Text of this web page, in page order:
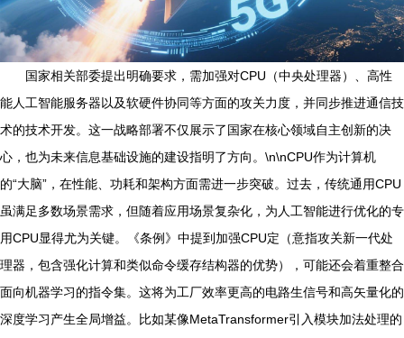
国家相关部委提出明确要求，需加强对CPU（中央处理器）、高性
能人工智能服务器以及软硬件协同等方面的攻关力度，并同步推进通信技
术的技术开发。这一战略部署不仅展示了国家在核心领域自主创新的决
心，也为未来信息基础设施的建设指明了方向。\n\nCPU作为计算机
的“大脑”，在性能、功耗和架构方面需进一步突破。过去，传统通用CPU
虽满足多数场景需求，但随着应用场景复杂化，为人工智能进行优化的专
用CPU显得尤为关键。《条例》中提到加强CPU定（意指攻关新一代处
理器，包含强化计算和类似命令缓存结构器的优势），可能还会着重整合
面向机器学习的指令集。这将为工厂效率更高的电路生信号和高矢量化的
深度学习产生全局增益。比如某像MetaTransformer引入模块加法处理的